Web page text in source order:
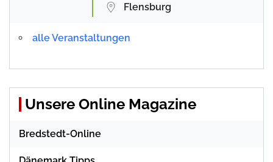
Flensburg
alle Veranstaltungen
Unsere Online Magazine
Bredstedt-Online